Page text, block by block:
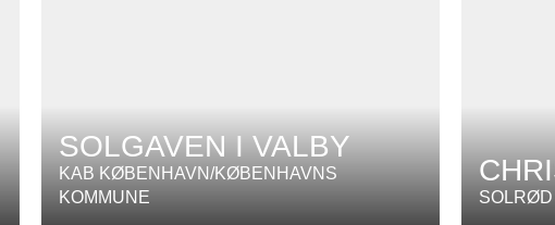
SOLGAVEN I VALBY
KAB KØBENHAVN/KØBENHAVNS
KOMMUNE
SOLRØD